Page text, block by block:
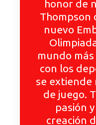
honor de
Thompson
nuevo
mundo
con los
se extiende
de juego.
pasión
creación